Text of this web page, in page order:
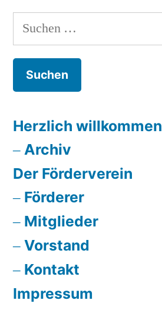
Suchen
nach:
Herzlich willkommen
Archiv
Der Förderverein
Förderer
Mitglieder
Vorstand
Kontakt
Impressum